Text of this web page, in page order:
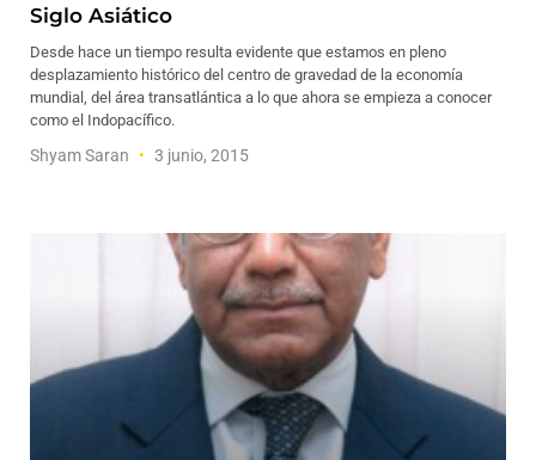
Siglo Asiático
Desde hace un tiempo resulta evidente que estamos en pleno
desplazamiento histórico del centro de gravedad de la economía
mundial, del área transatlántica a lo que ahora se empieza a conocer
como el Indopacífico.
Shyam Saran 3 junio, 2015